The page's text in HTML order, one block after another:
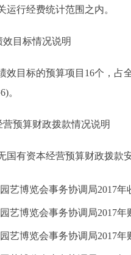
行经费统计范围之内。
目标情况说明
目标的预算项目16个，占全
。
预算财政拨款情况说明
有资本经营预算财政拨款
艺博览会事务协调局2017年
艺博览会事务协调局2017
艺博览会事务协调局2017